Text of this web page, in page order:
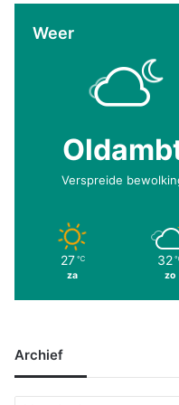
Weer
Verspreide
27 ℃
za
32
zo
Archief